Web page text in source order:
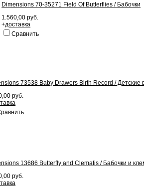
Dimensions 70-35271 Field Of Butterflies / Бабочки
1.560,00 руб.
+доставка
Сравнить
73538 Baby Drawers Birth Record / Детские
руб.
13686 Butterfly and Clematis / Бабочки и
руб.